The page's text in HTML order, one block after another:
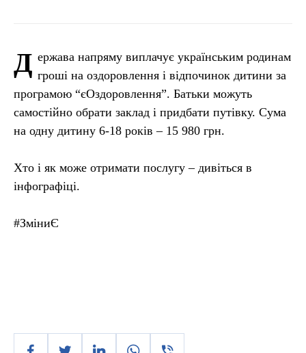
Д ержава напряму виплачує українським родинам
гроші на оздоровлення і відпочинок дитини за
програмою “єОздоровлення”. Батьки можуть
самостійно обрати заклад і придбати путівку. Сума
на одну дитину 6-18 років – 15 980 грн.
Хто і як може отримати послугу – дивіться в
інфографіці.
#ЗміниЄ